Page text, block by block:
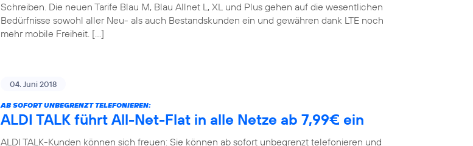
Schreiben. Die neuen Tarife Blau M, Blau Allnet L, XL und Plus gehen auf die wesentlichen
Bedürfnisse sowohl aller Neu- als auch Bestandskunden ein und gewähren dank LTE noch
mehr mobile Freiheit. […]
04. Juni 2018
AB SOFORT UNBEGRENZT TELEFONIEREN:
ALDI TALK führt All-Net-Flat in alle Netze ab 7,99€ ein
ALDI TALK-Kunden können sich freuen: Sie können ab sofort unbegrenzt telefonieren und